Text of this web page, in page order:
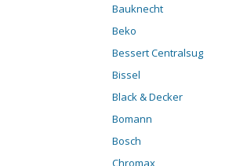
Bauknecht
Beko
Bessert Centralsug
Bissel
Black & Decker
Bomann
Bosch
Chromax